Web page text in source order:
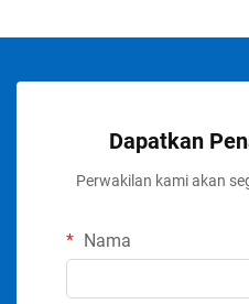
Dapatkan
Perwakilan kami akan
Nama